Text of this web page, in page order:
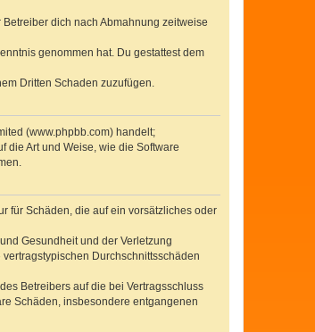
dich nach Abmahnung zeitweise
genommen hat. Du gestattest dem
Dritten Schaden zuzufügen.
(www.phpbb.com) handelt;
die Art und Weise, wie die Software
für Schäden, die auf ein vorsätzliches oder
Gesundheit und der Verletzung
Durchschnittsschäden
Betreibers auf die bei Vertragsschluss
Schäden, insbesondere entgangenen